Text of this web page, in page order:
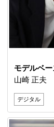
モデルベ
山崎 正夫
デジタル